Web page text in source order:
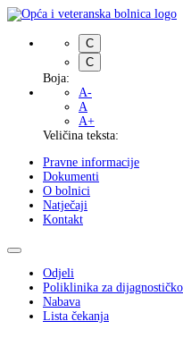
C
C
Boja:
A-
A
A+
Veličina teksta:
Pravne informacije
Dokumenti
O bolnici
Natječaji
Kontakt
Odjeli
Poliklinika za
Nabava
Lista čekanja